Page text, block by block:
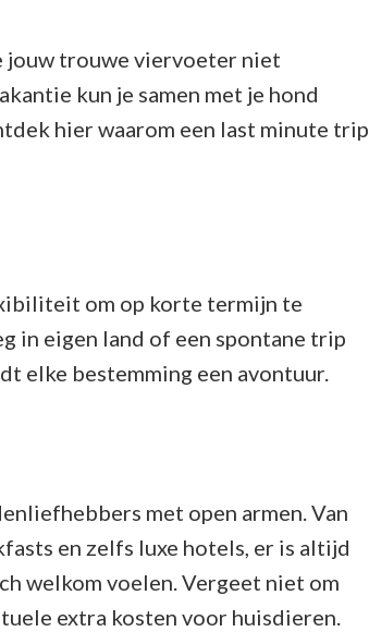
jouw trouwe viervoeter niet
kun je samen met je hond
hier waarom een last minute trip
om op korte termijn te
in eigen land of een spontane trip
elke bestemming een avontuur.
met open armen. Van
en zelfs luxe hotels, er is altijd
welkom voelen. Vergeet niet om
extra kosten voor huisdieren.